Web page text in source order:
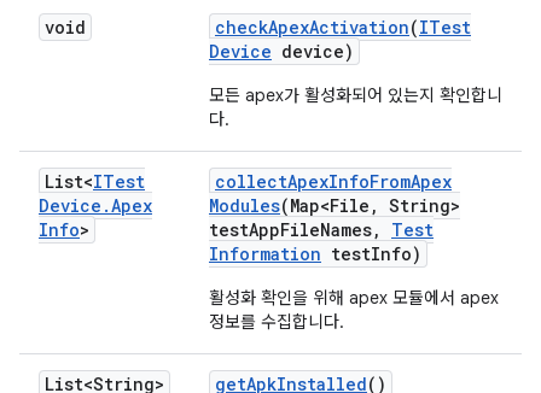
void checkApexActivation(ITest
Device device)
모든 apex가 활성화되어 있는지 확인합니
다.
List<ITest
Device .Apex
Info>
collectApexInfoFromApex
Modules(Map<File , String>
testAppFileNames,
Test
Information testInfo)
활성화 확인을 위해 apex 모듈에서 apex
정보를 수집합니다.
List<String> getApkInstalled()